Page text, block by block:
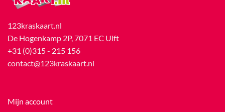
123kraskaart.nl
De Hogenkamp 2P, 7071 EC Ulft
+31 (0)315 - 215 156
contact@123kraskaart.nl
Mijn account